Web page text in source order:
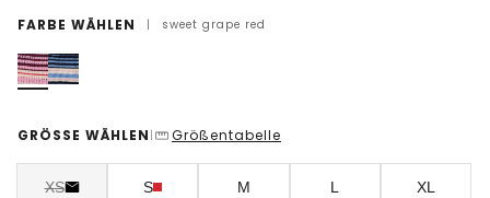
FARBE WÄHLEN | sweet grape red
GRÖSSE WÄHLEN | Größentabelle
XS S M L XL